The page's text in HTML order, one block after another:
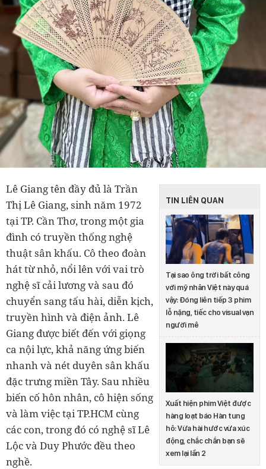
TIN LIÊN QUAN
Tại sao ông trời bất công
với mỹ nhân Việt này quá
vậy: Đóng liên tiếp 3 phim
lỗ nặng, tiếc cho visual vạn
người mê
Xuất hiện phim Việt được
hàng loạt báo Hàn tung
hô: Vừa hài hước vừa xúc
động, chắc chắn bạn sẽ
xem lại lần 2
Lê Giang tên đầy đủ là Trần
Thị Lê Giang, sinh năm 1972
tại TP. Cần Thơ, trong một gia
đình có truyền thống nghệ
thuật sân khấu. Cô theo đoàn
hát từ nhỏ, nổi lên với vai trò
nghệ sĩ cải lương và sau đó
chuyển sang tấu hài, diễn kịch,
truyền hình và điện ảnh. Lê
Giang được biết đến với giọng
ca nội lực, khả năng ứng biến
nhanh và nét duyên sân khấu
đặc trưng miền Tây. Sau nhiều
biến cố hôn nhân, cô hiện sống
và làm việc tại TP.HCM cùng
các con, trong đó có nghệ sĩ Lê
Lộc và Duy Phước đều theo
nghề.